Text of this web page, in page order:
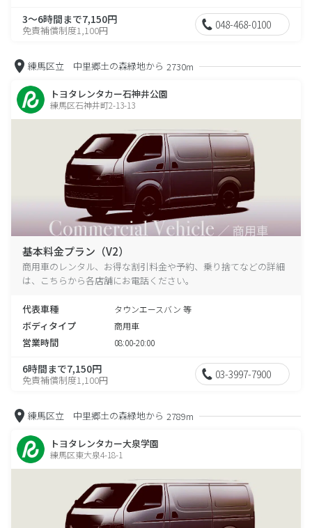
3～6時間まで7,150円
免責補償制度1,100円 048-468-0100
練馬区立 中里郷土の森緑地から 2730m
トヨタレンタカー石神井公園
練馬区石神井町2-13-13
基本料金プラン（V2）
商用車のレンタル、お得な割引料金や予約、乗り捨てなどの詳細
は、こちらから各店舗にお電話ください。
代表車種 タウンエースバン 等
ボディタイプ 商用車
営業時間 08:00-20:00
6時間まで7,150円
免責補償制度1,100円 03-3997-7900
練馬区立 中里郷土の森緑地から 2789m
トヨタレンタカー大泉学園
練馬区東大泉4-18-1